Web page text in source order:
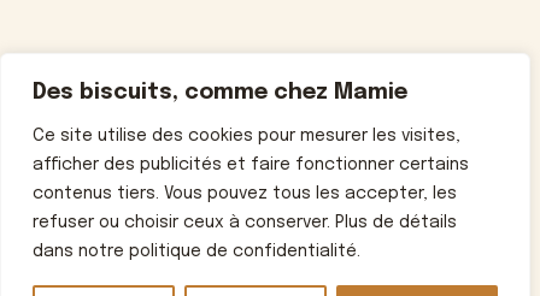
Des biscuits, comme chez Mamie
Ce site utilise des cookies pour mesurer les visites,
afficher des publicités et faire fonctionner certains
contenus tiers. Vous pouvez tous les accepter, les
refuser ou choisir ceux à conserver. Plus de détails
dans notre politique de confidentialité.